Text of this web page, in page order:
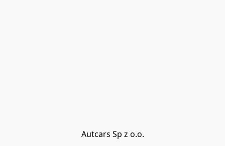
Autcars Sp z o.o.